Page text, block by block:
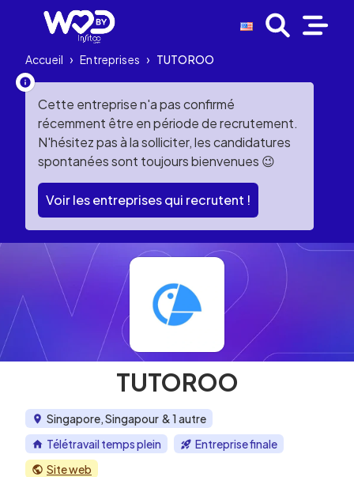
Accueil › Entreprises › TUTOROO
Cette entreprise n'a pas confirmé
récemment être en période de recrutement.
N'hésitez pas à la solliciter, les candidatures
spontanées sont toujours bienvenues 😉
Voir les entreprises qui recrutent !
TUTOROO
Singapore, Singapour & 1 autre
Télétravail temps plein
Entreprise finale
Site web